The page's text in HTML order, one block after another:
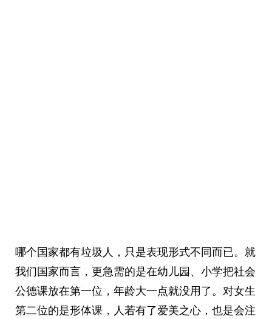
哪个国家都有垃圾人，只是表现形式不同而已。就
我们国家而言，更急需的是在幼儿园、小学把社会
公德课放在第一位，年龄大一点就没用了。对女生
第二位的是形体课，人若有了爱美之心，也是会注